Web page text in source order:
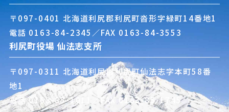
〒097-0401 北海道利尻郡利尻町沓形字緑町14番地1
電話 0163-84-2345 ／FAX 0163-84-3553
利尻町役場 仙法志支所
〒097-0311 北海道利尻郡利尻町仙法志字本町58番
地1
電話0163-85-1011 ／FAX 0163-85-1745